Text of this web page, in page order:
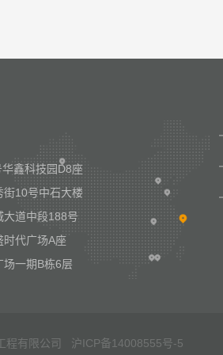
华鑫科技园D8座
街10号中石大楼
大道中段188号
时代广场A座
场一期B栋6层
程有限公司 沪ICP备14008555号-5